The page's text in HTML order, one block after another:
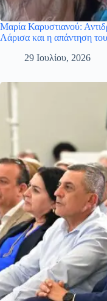
Μαρία Καρυστιανού:
Λάρισα και η απάντηση
29 Ιουλίου, 2026